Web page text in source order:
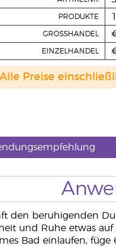
PRODUKTE
GROSSHANDEL
EINZELHANDEL
Preise
den beruhigenden
und Ruhe etwas auf
Bad einlaufen,